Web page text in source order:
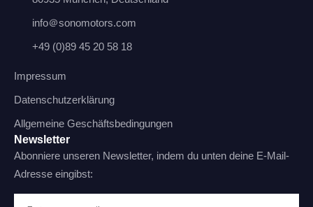
info＠sonomotors.com
+49 (0)89 45 20 58 18
Impressum
Datenschutzerklärung
Allgemeine Geschäftsbedingungen
Newsletter
Abonniere unseren Newsletter, indem du unten deine E-Mail-
Adresse eingibst: